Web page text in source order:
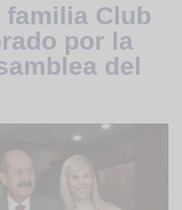
Club
por la
del